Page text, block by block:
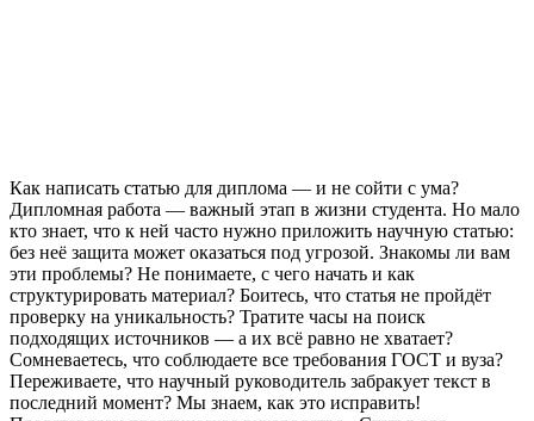
Как написать статью для диплома — и не сойти с ума?
Дипломная работа — важный этап в жизни студента. Но мало
кто знает, что к ней часто нужно приложить научную статью:
без неё защита может оказаться под угрозой. Знакомы ли вам
эти проблемы? Не понимаете, с чего начать и как
структурировать материал? Боитесь, что статья не пройдёт
проверку на уникальность? Тратите часы на поиск
подходящих источников — а их всё равно не хватает?
Сомневаетесь, что соблюдаете все требования ГОСТ и вуза?
Переживаете, что научный руководитель забракует текст в
последний момент? Мы знаем, как это исправить!